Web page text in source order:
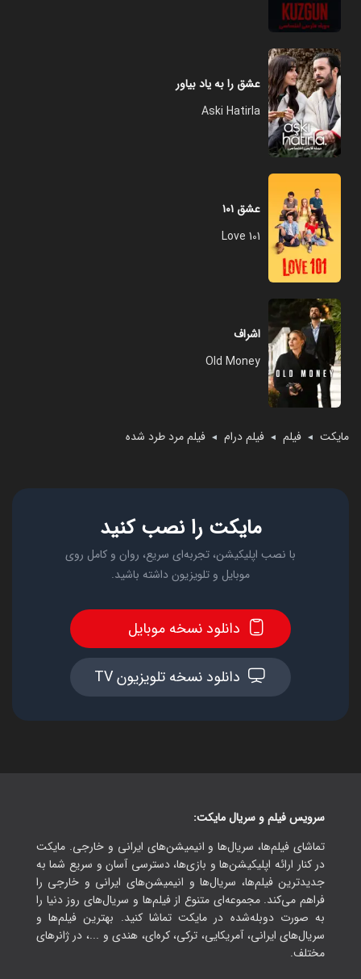
مایکت ◄ فیلم ◄ فیلم درام ◄ فیلم مرد طرد شده
عشق را به یاد بیاور
Aski Hatirla
عشق ۱۰۱
Love 101
اشراف
Old Money
مایکت را نصب کنید
با نصب اپلیکیشن، تجربه‌ای سریع، روان و کامل روی
موبایل و تلویزیون داشته باشید.
دانلود نسخه موبایل
دانلود نسخه تلویزیون TV
سرویس فیلم و سریال مایکت:
تماشای فیلم‌ها، سریال‌ها و انیمیشن‌های ایرانی و خارجی. مایکت
در کنار ارائه اپلیکیشن‌ها و بازی‌ها، دسترسی آسان و سریع شما به
جدیدترین فیلم‌ها، سریال‌ها و انیمیشن‌های ایرانی و خارجی را
فراهم می‌کند. مجموعه‌ای متنوع از فیلم‌ها و سریال‌های روز دنیا را
به صورت دوبله‌شده در مایکت تماشا کنید. بهترین فیلم‌ها و
سریال‌های ایرانی، آمریکایی، ترکی، کره‌ای، هندی و ...، در ژانرهای
مختلف.